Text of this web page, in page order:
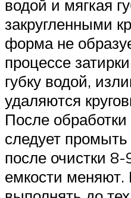
водой и мягкая
закругленными
форма не
процессе
губку водой,
удаляются
После обработки
следует
после очистки 8-
емкости меняют.